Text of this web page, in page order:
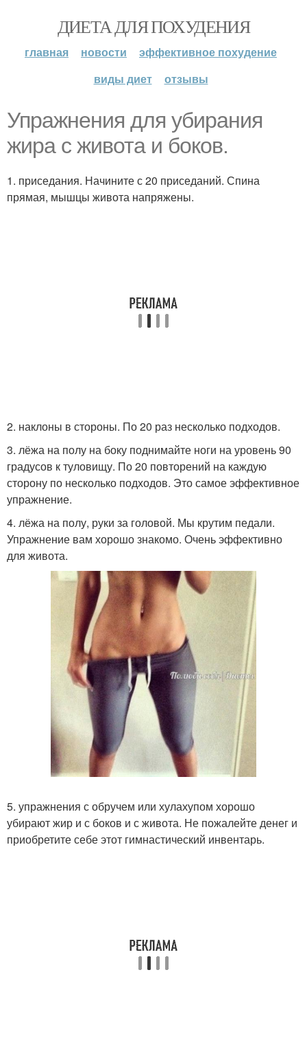
ДИЕТА ДЛЯ ПОХУДЕНИЯ
главная новости
эффективное похудение
виды диет
отзывы
Упражнения для убирания
жира с живота и боков.
1. приседания. Начините с 20 приседаний. Спина
прямая, мышцы живота напряжены.
2. наклоны в стороны. По 20 раз несколько подходов.
3. лёжа на полу на боку поднимайте ноги на уровень 90
градусов к туловищу. По 20 повторений на каждую
сторону по несколько подходов. Это самое эффективное
упражнение.
4. лёжа на полу, руки за головой. Мы крутим педали.
Упражнение вам хорошо знакомо. Очень эффективно
для живота.
5. упражнения с обручем или хулахупом хорошо
убирают жир и с боков и с живота. Не пожалейте денег и
приобретите себе этот гимнастический инвентарь.